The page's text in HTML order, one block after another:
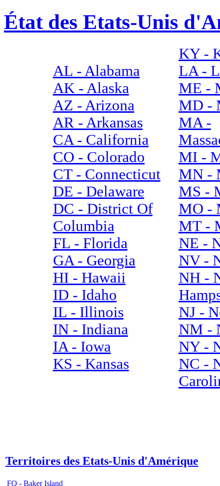
État des Etats-Unis
AL - Alabama
AK - Alaska
AZ - Arizona
AR - Arkansas
CA - California
CO - Colorado
CT - Connecticut
DE - Delaware
DC - District Of
Columbia
FL - Florida
GA - Georgia
HI - Hawaii
ID - Idaho
IL - Illinois
IN - Indiana
IA - Iowa
KS - Kansas
KY -
LA -
ME -
MD -
MA -
MI -
MN -
MS -
MO -
MT -
NE -
NV -
NH -
NJ -
NM -
NY -
NC -
Territoires des Etats-Unis d'Amérique
FQ - Baker Island